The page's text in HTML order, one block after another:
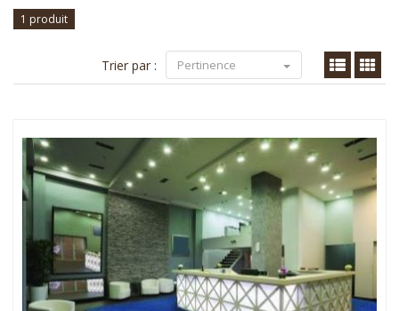
1 produit
Trier par : Pertinence